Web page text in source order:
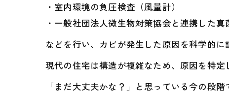
・室内環境の負圧検査（風量計）
・一般社団法人微生物対策協会と連携した
などを行い、カビが発生した原因を科学的に
現代の住宅は構造が複雑なため、原因を特
「まだ大丈夫かな？」と思っている今の段